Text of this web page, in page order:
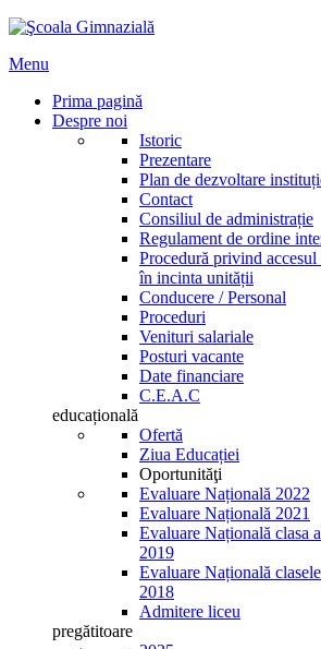
Menu
Prima pagină
Despre noi
Istoric
Prezentare
Plan de dezvoltare
Contact
Consiliul de administrație
Regulament de ordine
Procedură privind accesul
în incinta unității
Conducere / Personal
Proceduri
Venituri salariale
Posturi vacante
Date financiare
C.E.A.C
educațională
Ofertă
Ziua Educației
Oportunităţi
Evaluare Națională 2022
Evaluare Națională 2021
Evaluare Națională clasa
2019
Evaluare Națională
2018
Admitere liceu
pregătitoare